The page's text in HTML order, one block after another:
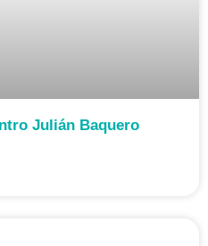
Julián Baquero